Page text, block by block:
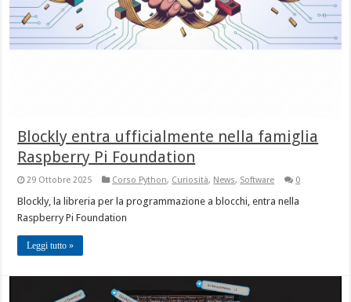
Blockly entra ufficialmente nella famiglia
Raspberry Pi Foundation
29 Ottobre 2025 Corso Python, Curiosità, News, Software 0
Blockly, la libreria per la programmazione a blocchi, entra nella
Raspberry Pi Foundation
Leggi tutto »